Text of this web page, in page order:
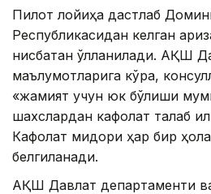
Пилот лойиҳа дастлаб
Республикасидан келган
нисбатан қўлланилади. АҚШ
маълумотларига кўра,
«жамият учун юк бўлиши
шахслардан кафолат талаб
Кафолат миқдори ҳар бир
белгиланади.
АҚШ Давлат департаменти